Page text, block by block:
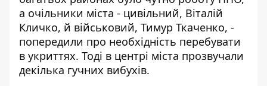
а очільники міста - цивільний, Віталій
Кличко, й військовий, Тимур Ткаченко, -
попередили про необхідність перебувати
в укриттях. Тоді в центрі міста прозвучали
декілька гучних вибухів.